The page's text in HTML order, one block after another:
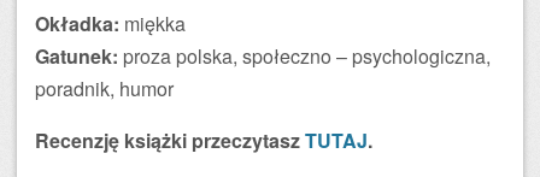
Okładka: miękka
Gatunek: proza polska, społeczno – psychologiczna,
poradnik, humor
Recenzję książki przeczytaszTUTAJ.